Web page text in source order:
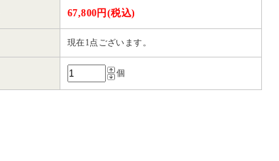
67,800円(税込)
現在1点ございます。
個